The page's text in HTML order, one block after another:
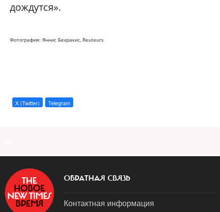
дождутся».
Фотография: Яннис Бехракис, Reuteurs
X (Twitter) Telegram
ОБРАТНАЯ СВЯЗЬ
Контактная информация